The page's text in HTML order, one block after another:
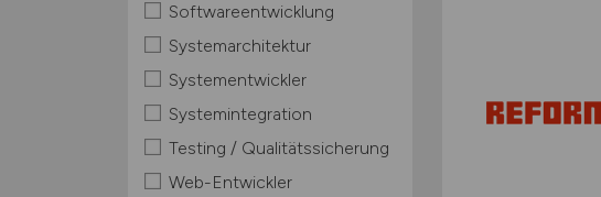
Softwareentwicklung
Systemarchitektur
Systementwickler
Systemintegration
Testing / Qualitätssicherung
Web-Entwickler